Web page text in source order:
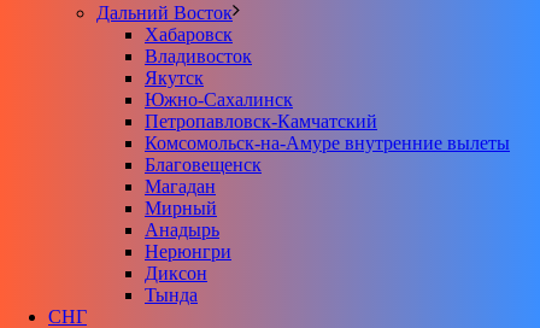
Дальний Восток
Хабаровск
Владивосток
Якутск
Южно-Сахалинск
Петропавловск-Камчатский
Комсомольск-на-Амуре внутренние вылеты
Благовещенск
Магадан
Мирный
Анадырь
Нерюнгри
Диксон
Тында
СНГ